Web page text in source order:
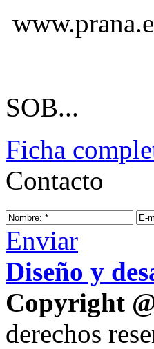
SOB...
Ficha
Contacto
Enviar
Diseño y
Copyright
derechos